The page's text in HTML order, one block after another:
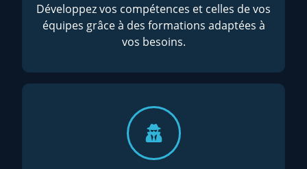
Développez vos compétences et celles de vos
équipes grâce à des formations adaptées à
vos besoins.